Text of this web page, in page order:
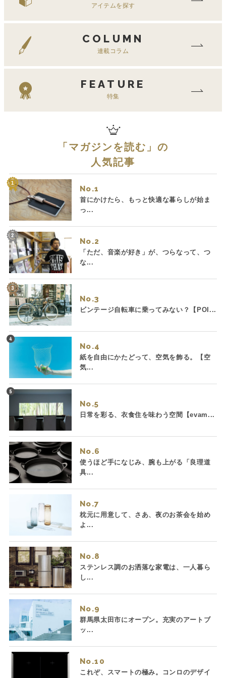
アイテムを探す
COLUMN
連載コラム
FEATURE
特集
「マガジンを読む 」の
人気記事
No.
首にかけたら、もっと快適な暮らしが始ま
っ...
No.
「ただ、音楽が好き」が、つらなって、つ
な...
No.
ビンテージ自転車に乗ってみない？【POI...
No.
紙を自由にかたどって、空気を飾る。【空
気...
No.
日常を彩る、衣食住を味わう空間【evam...
No.
使うほど手になじみ、腕も上がる「良理道
具...
No.
枕元に用意して、さあ、夜のお茶会を始め
よ...
No.
ステンレス調のお洒落な家電は、一人暮ら
し...
No.
群馬県太田市にオープン。充実のアートブ
ッ...
No.
これぞ、スマートの極み。コンロのデザイ